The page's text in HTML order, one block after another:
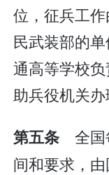
位，征兵工
民武装部的
通高等学校
助兵役机关办
第五条 全国
间和要求，